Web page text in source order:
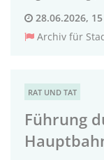
28.06.2026,
Archiv für
RAT UND TAT
Führung